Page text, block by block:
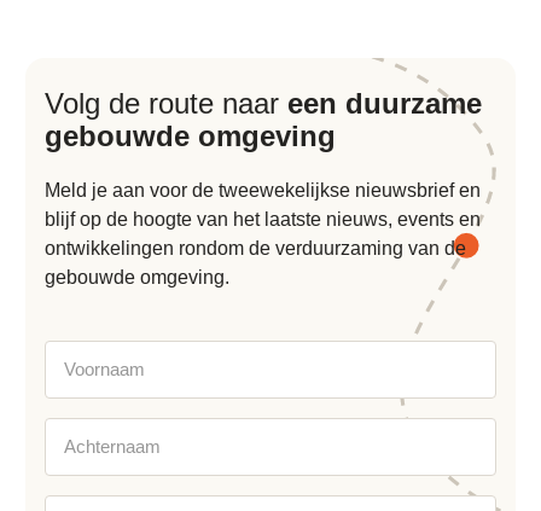
Volg de route naar een duurzame
gebouwde omgeving
Meld je aan voor de tweewekelijkse nieuwsbrief en
blijf op de hoogte van het laatste nieuws, events en
ontwikkelingen rondom de verduurzaming van de
gebouwde omgeving.